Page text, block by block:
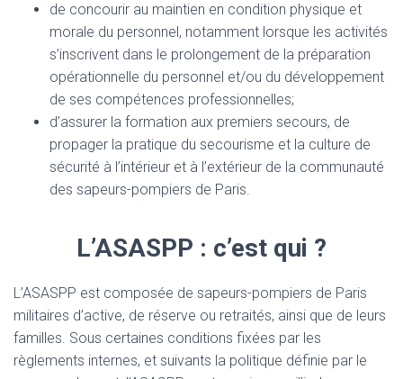
de concourir au maintien en condition physique et
morale du personnel, notamment lorsque les activités
s’inscrivent dans le prolongement de la préparation
opérationnelle du personnel et/ou du développement
de ses compétences professionnelles;
d’assurer la formation aux premiers secours, de
propager la pratique du secourisme et la culture de
sécurité à l’intérieur et à l’extérieur de la communauté
des sapeurs-pompiers de Paris.
L’ASASPP : c’est qui ?
L’ASASPP est composée de sapeurs-pompiers de Paris
militaires d’active, de réserve ou retraités, ainsi que de leurs
familles. Sous certaines conditions fixées par les
règlements internes, et suivants la politique définie par le